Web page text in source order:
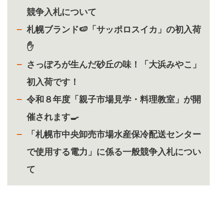
競争入札について
札幌ブランド🍉「サッポロスイカ」の初入荷
✋
さっぽろが生んだ砂丘の味！「大浜みやこ」
初入荷です！
令和８年度「親子市場見学・料理教室」が開
催されます🍳
「札幌市中央卸売市場水産保冷配送センター
で使用する電力」に係る一般競争入札につい
て